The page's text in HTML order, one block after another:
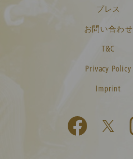
プレス
お問い合わせ
T&C
Privacy Policy
Imprint